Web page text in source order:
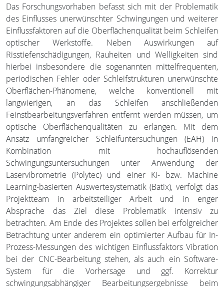
Das Forschungsvorhaben befasst sich mit der Problematik
des Einflusses unerwünschter Schwingungen und weiterer
Einflussfaktoren auf die Oberflächenqualität beim Schleifen
optischer Werkstoffe. Neben Auswirkungen auf
Risstiefenschädigungen, Rauheiten und Welligkeiten sind
hierbei insbesondere die sogenannten mittelfrequenten,
periodischen Fehler oder Schleifstrukturen unerwünschte
Oberflächen-Phänomene, welche konventionell mit
langwierigen, an das Schleifen anschließenden
Feinstbearbeitungsverfahren entfernt werden müssen, um
optische Oberflächenqualitäten zu erlangen. Mit dem
Ansatz umfangreicher Schleifuntersuchungen (EAH) in
Kombination mit hochauflösenden
Schwingungsuntersuchungen unter Anwendung der
Laservibrometrie (Polytec) und einer KI- bzw. Machine
Learning-basierten Auswertesystematik (Batix), verfolgt das
Projektteam in arbeitsteiliger Arbeit und in enger
Absprache das Ziel diese Problematik intensiv zu
betrachten. Am Ende des Projektes sollen bei erfolgreicher
Betrachtung unter anderem ein optimierter Aufbau für In-
Prozess-Messungen des wichtigen Einflussfaktors Vibration
bei der CNC-Bearbeitung stehen, als auch ein Software-
System für die Vorhersage und ggf. Korrektur
schwingungsabhängiger Bearbeitungsergebnisse beim